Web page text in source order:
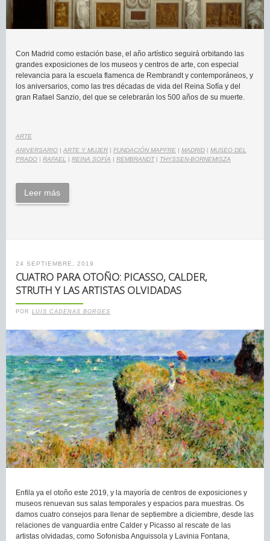
Con Madrid como estación base, el año artístico seguirá orbitando las
grandes exposiciones de los museos y centros de arte, con especial
relevancia para la escuela flamenca de Rembrandt y contemporáneos, y
los aniversarios, como las tres décadas de vida del Reina Sofía y del
gran Rafael Sanzio, del que se celebrarán los 500 años de su muerte.
ARTE
ANIVERSARIO | ARTE Y MUJER | FUNDACIÓN MAPFRE | MADRID | MUSEO DEL
PRADO | RAFAEL | REINA SOFÍA | REMBRANDT| THYSSEN-BORNEMISZA
Leer más
24 SEPTIEMBRE, 2019
CUATRO PARA OTOÑO: PICASSO, CALDER,
STRUTH Y LAS ARTISTAS OLVIDADAS
POR LUIS CADENAS BORGES
Enfila ya el otoño este 2019, y la mayoría de centros de exposiciones y
museos renuevan sus salas temporales y espacios para muestras. Os
damos cuatro consejos para llenar de septiembre a diciembre, desde las
relaciones de vanguardia entre Calder y Picasso al rescate de las
artistas olvidadas, como Sofonisba Anguissola y Lavinia Fontana,